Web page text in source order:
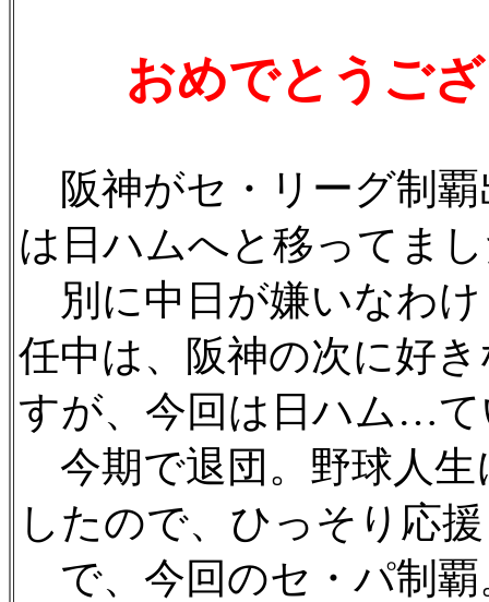
おめでとうご
阪神がセ・リーグ制覇
は日ハムへと移ってま
別に中日が嫌いなわ
任中は、阪神の次に好
すが、今回は日ハム…
今期で退団。野球人
したので、ひっそり応
で、今回のセ・パ制覇